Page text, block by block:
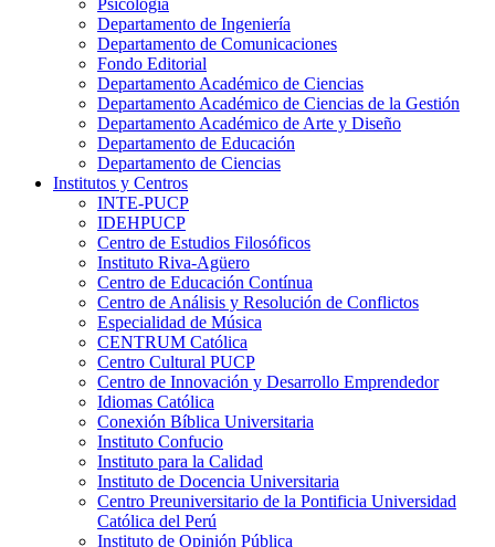
Psicologia
Departamento de Ingeniería
Departamento de Comunicaciones
Fondo Editorial
Departamento Académico de Ciencias
Departamento Académico de Ciencias de la Gestión
Departamento Académico de Arte y Diseño
Departamento de Educación
Departamento de Ciencias
Institutos y Centros
INTE-PUCP
IDEHPUCP
Centro de Estudios Filosóficos
Instituto Riva-Agüero
Centro de Educación Contínua
Centro de Análisis y Resolución de Conflictos
Especialidad de Música
CENTRUM Católica
Centro Cultural PUCP
Centro de Innovación y Desarrollo Emprendedor
Idiomas Católica
Conexión Bíblica Universitaria
Instituto Confucio
Instituto para la Calidad
Instituto de Docencia Universitaria
Centro Preuniversitario de la Pontificia Universidad
Católica del Perú
Instituto de Opinión Pública